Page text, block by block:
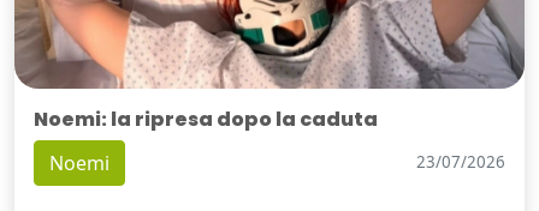
Noemi: la ripresa dopo la caduta
Noemi 23/07/2026